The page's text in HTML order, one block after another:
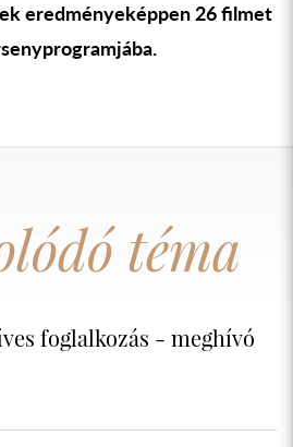
eredményeképpen 26 filmet
téma
foglalkozás - meghívó